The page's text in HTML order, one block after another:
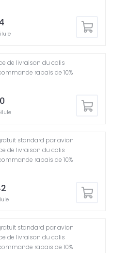
de livraison du colis
rabais de 10%
standard par avion
de livraison du colis
rabais de 10%
standard par avion
de livraison du colis
rabais de 10%